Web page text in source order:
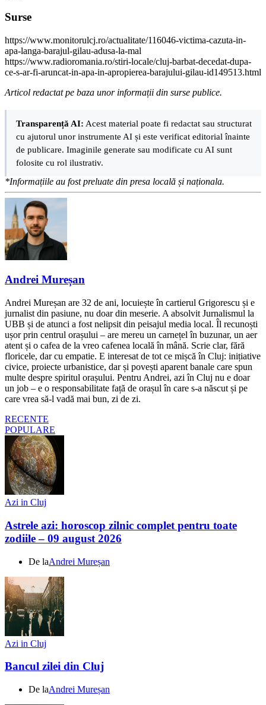
Surse
https://www.monitorulcj.ro/actualitate/116046-victima-cazuta-in-
apa-langa-barajul-gilau-adusa-la-mal
https://www.radioromania.ro/stiri-locale/cluj-barbat-decedat-dupa-
ce-s-ar-fi-aruncat-in-apa-in-apropierea-barajului-gilau-id149513.html
Articol redactat pe baza unor informații din surse publice.
Transparență AI: Acest material poate fi redactat sau structurat
cu ajutorul unor instrumente AI și este verificat editorial înainte
de publicare. Imaginile generate sau modificate cu AI sunt
folosite cu rol ilustrativ.
*Informațiile au fost preluate din presa locală și naționala.
Andrei Mureșan
Andrei Mureșan are 32 de ani, locuiește în cartierul Grigorescu și e
jurnalist din pasiune, nu doar din meserie. A absolvit Jurnalismul la
UBB și de atunci a fost nelipsit din peisajul media local. Îl recunoști
ușor prin centrul orașului – are mereu un carnețel în buzunar, un aer
atent și o cafea de la vreo cafenea locală în mână. Scrie clar, fără
floricele, dar cu empatie. E interesat de tot ce mișcă în Cluj: inițiative
civice, proiecte urbanistice, dar și povești aparent banale care spun
multe despre spiritul orașului. Pentru Andrei, azi în Cluj nu e doar
un job – e o responsabilitate față de orașul în care s-a născut și pe
care vrea să-l vadă mai bun, zi de zi.
RECENTE
POPULARE
Azi in Cluj
Astrele azi: horoscop zilnic complet pentru toate
zodiile – 09 august 2026
De laAndrei Mureșan
Azi in Cluj
Bancul zilei din Cluj
De laAndrei Mureșan